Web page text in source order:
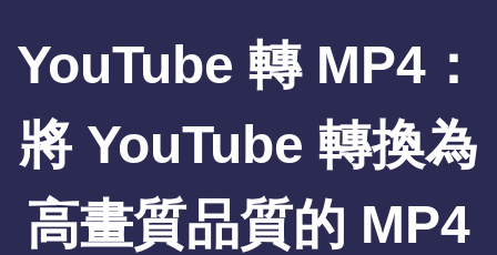
YouTube 轉 MP4：
將 YouTube 轉換為
高畫質品質的 MP4